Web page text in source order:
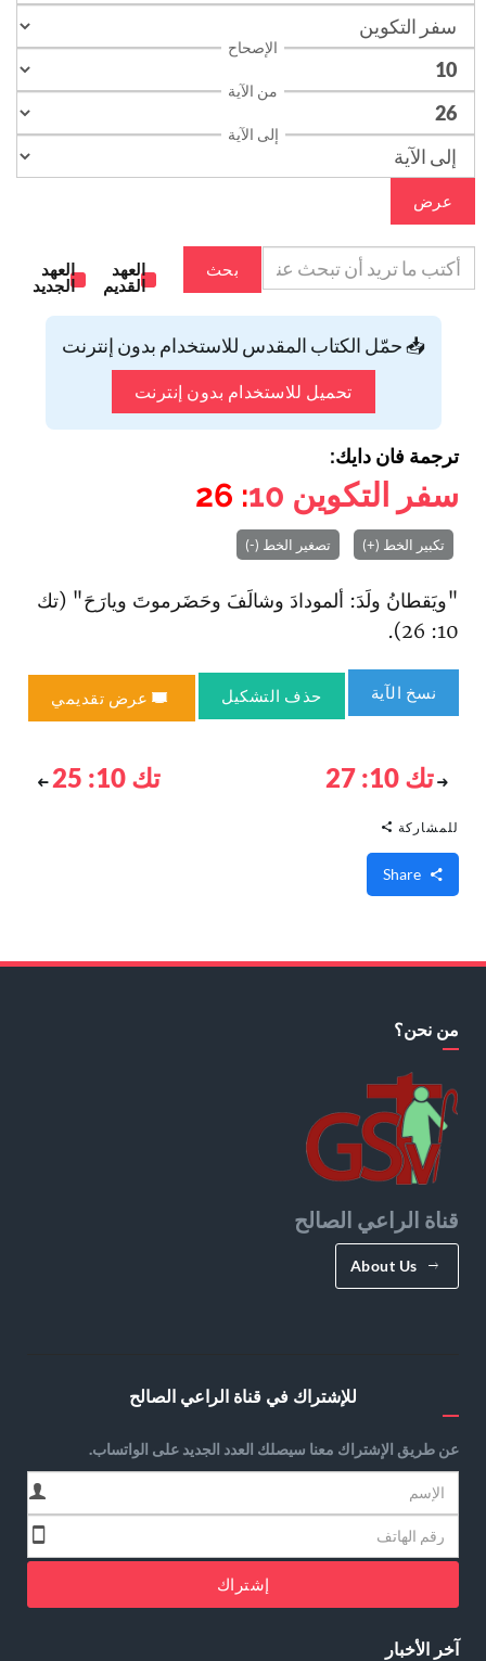
الإصحاح
من الآية
إلى الآية
عرض
بحث
العهد
القديم
العهد
الجديد
📥 حمّل الكتاب المقدس للاستخدام بدون إنترنت
تحميل للاستخدام بدون إنترنت
ترجمة فان دايك:
سفر التكوين 10
: 26
تكبير الخط (+) تصغير الخط (-)
"ويَقطانُ ولَدَ: ألمودادَ وشالَفَ وحَضَرموتَ ويارَحَ" (تك
10: 26).
نسخ الآية حذف التشكيل عرض تقديمي
تك 10: 27 تك 10: 25
للمشاركة
من نحن؟
قناة الراعي الصالح
About Us
للإشتراك في قناة الراعي الصالح
عن طريق الإشتراك معنا سيصلك العدد الجديد على الواتساب.
إشتراك
آخر الأخبار